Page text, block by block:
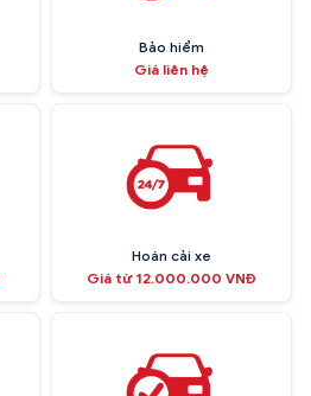
Bảo hiểm
Giá liên hệ
Hoán cải xe
Giá từ 12.000.000 VNĐ